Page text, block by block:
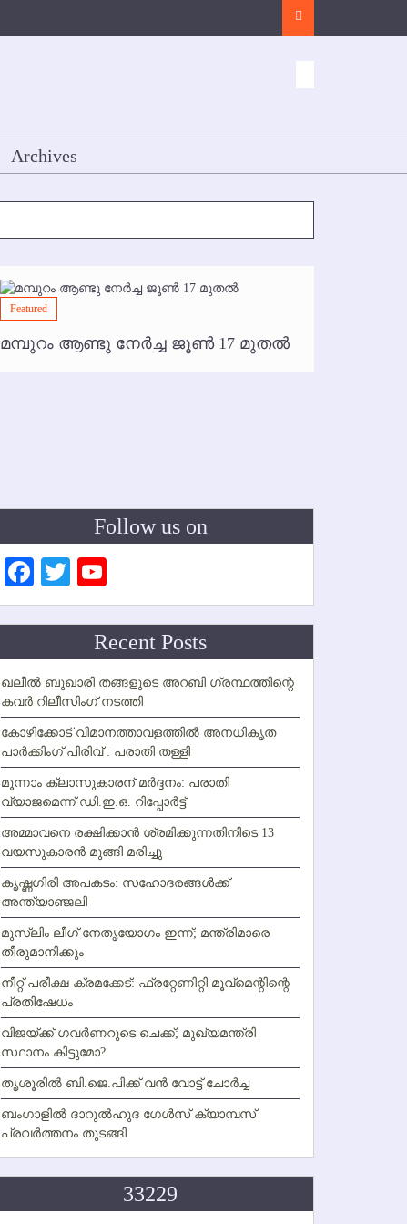
Search
Archives
Featured
മമ്പുറം ആണ്ടു നേര്‍ച്ച ജൂണ്‍ 17 മുതല്‍
Follow us on
Facebook
Twitter
Channel
Recent Posts
ഖലീല്‍ ബുഖാരി തങ്ങളുടെ അറബി ഗ്രന്ഥത്തിന്റെ
കവര്‍ റിലീസിംഗ് നടത്തി
കോഴിക്കോട് വിമാനത്താവളത്തില്‍ അനധികൃത
പാര്‍ക്കിംഗ് പിരിവ് : പരാതി തള്ളി
മൂന്നാം ക്ലാസുകാരന് മര്‍ദ്ദനം: പരാതി
വ്യാജമെന്ന് ഡി.ഇ.ഒ. റിപ്പോര്‍ട്ട്
അമ്മാവനെ രക്ഷിക്കാന്‍ ശ്രമിക്കുന്നതിനിടെ 13
വയസുകാരന്‍ മുങ്ങി മരിച്ചു
കൃഷ്ണഗിരി അപകടം: സഹോദരങ്ങള്‍ക്ക്
അന്ത്യാഞ്ജലി
മുസ്ലിം ലീഗ് നേതൃയോഗം ഇന്ന്; മന്ത്രിമാരെ
തീരുമാനിക്കും
നീറ്റ് പരീക്ഷ ക്രമക്കേട്: ഫ്രറ്റേണിറ്റി മൂവ്‌മെന്റിന്റെ
പ്രതിഷേധം
വിജയ്ക്ക് ഗവര്‍ണറുടെ ചെക്ക്; മുഖ്യമന്ത്രി
സ്ഥാനം കിട്ടുമോ?
തൃശൂരില്‍ ബി.ജെ.പിക്ക് വന്‍ വോട്ട് ചോര്‍ച്ച
ബംഗാളില്‍ ദാറുല്‍ഹുദ ഗേള്‍സ് ക്യാമ്പസ്
പ്രവര്‍ത്തനം തുടങ്ങി
33229